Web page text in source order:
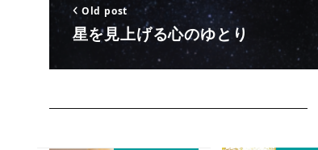
Old post
星を見上げる心のゆとり